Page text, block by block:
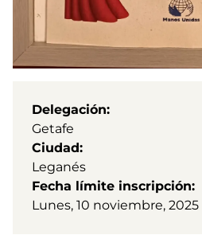
Delegación
Getafe
Ciudad
Leganés
Fecha límite inscripción
Lunes, 10 noviembre, 2025